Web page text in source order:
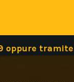
una donazione